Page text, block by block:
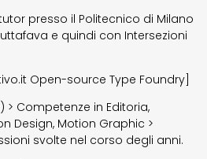
privacy
Via Placido Zurla 49b - 00176 Roma
14105351002
presso il Politecnico di Milano
e quindi con Intersezioni
Open-source Type Foundry]
> Competenze in Editoria,
Design, Motion Graphic >
svolte nel corso degli anni.